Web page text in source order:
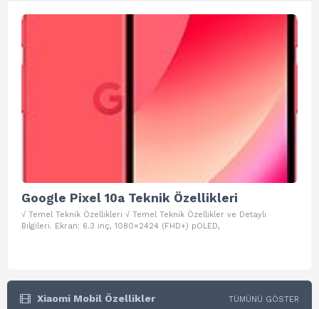
Google Pixel 10a Teknik Özellikleri
√ Temel Teknik Özellikleri √ Temel Teknik Özellikler ve Detaylı
Bilgileri. Ekran: 6.3 inç, 1080×2424 (FHD+) pOLED,
Xiaomi Mobil Özellikler TÜMÜNÜ GÖSTER